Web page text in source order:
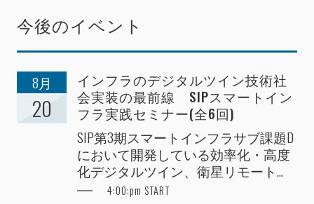
今後のイベント
8月
20
インフラのデジタルツイン技術社
会実装の最前線 SIPスマートイン
フラ実践セミナー(全6回)
SIP第3期スマートインフラサブ課題D
において開発している効率化・高度
化デジタルツイン、衛星リモート...
4:00:pm START